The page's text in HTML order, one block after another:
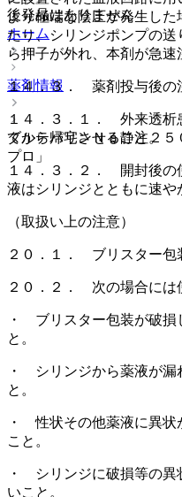
後発品はありません
ホーム
薬剤情報
ダルテパリンＮａ静注２
プロ」
より極端な陰圧が発生し
たり、シリンジポンプの
ら押子が外れ、本剤が急速
１４．３． 薬剤投与後の
１４．３．１． 外来透析
てから帰宅させること。
１４．３．２． 開封後の
液はシリンジとともに速や
（取扱い上の注意）
２０．１． ブリスター包
２０．２． 次の場合には
・ ブリスター包装が破損
と。
・ シリンジから薬液が漏
と。
・ 性状その他薬液に異状
こと。
・ シリンジに破損等の異
いこと。